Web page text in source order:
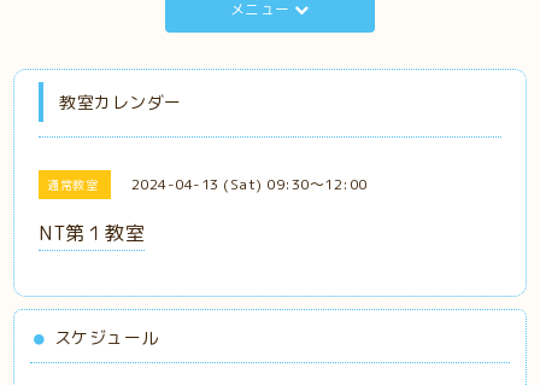
メニュー
教室カレンダー
通常教室 2024-04-13 (Sat) 09:30～12:00
NT第１教室
スケジュール